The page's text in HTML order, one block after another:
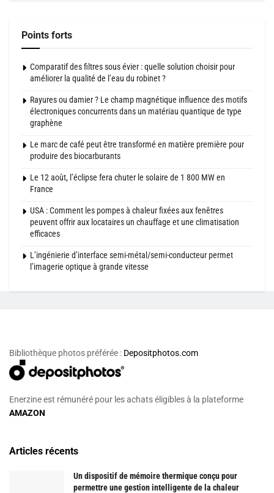
Points forts
Comparatif des filtres sous évier : quelle solution choisir pour
améliorer la qualité de l’eau du robinet ?
Rayures ou damier ? Le champ magnétique influence des motifs
électroniques concurrents dans un matériau quantique de type
graphène
Le marc de café peut être transformé en matière première pour
produire des biocarburants
Le 12 août, l’éclipse fera chuter le solaire de 1 800 MW en
France
USA : Comment les pompes à chaleur fixées aux fenêtres
peuvent offrir aux locataires un chauffage et une climatisation
efficaces
L’ingénierie d’interface semi-métal/semi-conducteur permet
l’imagerie optique à grande vitesse
Bibliothèque photos préférée : Depositphotos.com
Enerzine est rémunéré pour les achats éligibles à la plateforme
AMAZON
Articles récents
Un dispositif de mémoire thermique conçu pour
permettre une gestion intelligente de la chaleur